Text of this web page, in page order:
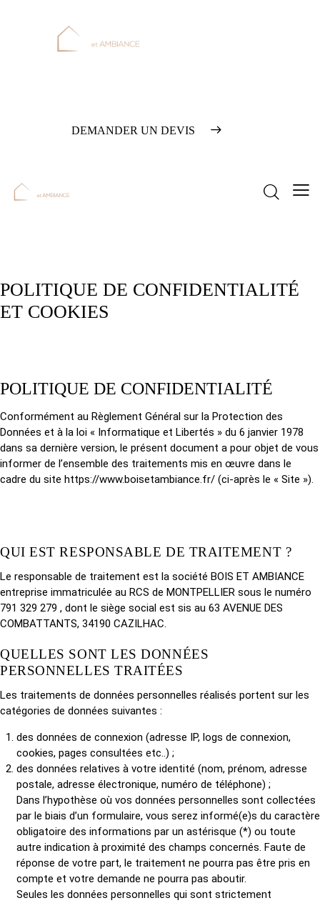
DEMANDER UN DEVIS
POLITIQUE DE CONFIDENTIALITÉ
ET COOKIES
POLITIQUE DE CONFIDENTIALITÉ
Conformément au Règlement Général sur la Protection des
Données et à la loi « Informatique et Libertés » du 6 janvier 1978
dans sa dernière version, le présent document a pour objet de vous
informer de l’ensemble des traitements mis en œuvre dans le
cadre du site https://www.boisetambiance.fr/ (ci-après le « Site »).
QUI EST RESPONSABLE DE TRAITEMENT ?
Le responsable de traitement est la société BOIS ET AMBIANCE
entreprise immatriculée au RCS de MONTPELLIER sous le numéro
791 329 279 , dont le siège social est sis au 63 AVENUE DES
COMBATTANTS, 34190 CAZILHAC.
QUELLES SONT LES DONNÉES
PERSONNELLES TRAITÉES
Les traitements de données personnelles réalisés portent sur les
catégories de données suivantes :
des données de connexion (adresse IP, logs de connexion,
cookies, pages consultées etc..) ;
des données relatives à votre identité (nom, prénom, adresse
postale, adresse électronique, numéro de téléphone) ;
Dans l’hypothèse où vos données personnelles sont collectées
par le biais d’un formulaire, vous serez informé(e)s du caractère
obligatoire des informations par un astérisque (*) ou toute
autre indication à proximité des champs concernés. Faute de
réponse de votre part, le traitement ne pourra pas être pris en
compte et votre demande ne pourra pas aboutir.
Seules les données personnelles qui sont strictement